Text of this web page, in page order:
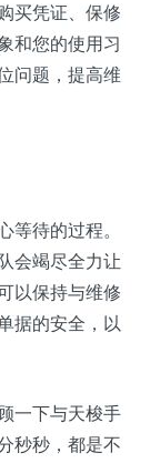
买凭证、保修
和您的使用习
问题，提高维
等待的过程。
会竭尽全力让
以保持与维修
据的安全，以
一下与天梭手
秒秒，都是不